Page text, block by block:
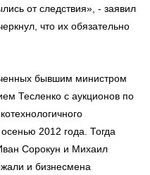
от следствия», - заявил
что их обязательно
бывшим министром
Тесленко с аукционов по
2012 года. Тогда
Сорокун и Михаил
и бизнесмена